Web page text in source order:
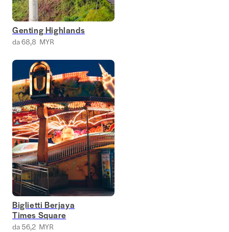
Genting Highlands
da 68,8 MYR
Biglietti Berjaya
Times Square
da 56,2 MYR